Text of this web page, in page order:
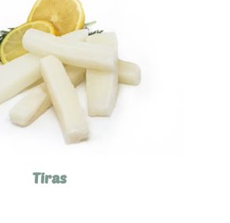
Tiras